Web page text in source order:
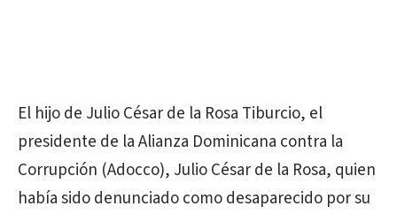
El hijo de Julio César de la Rosa Tiburcio, el
presidente de la Alianza Dominicana contra la
Corrupción (Adocco), Julio César de la Rosa, quien
había sido denunciado como desaparecido por su